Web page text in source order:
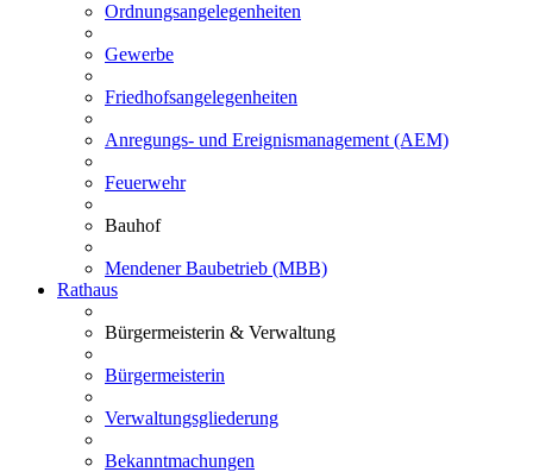
Ordnungsangelegenheiten
Gewerbe
Friedhofsangelegenheiten
Anregungs- und Ereignismanagement (AEM)
Feuerwehr
Bauhof
Mendener Baubetrieb (MBB)
Rathaus
Bürgermeisterin & Verwaltung
Bürgermeisterin
Verwaltungsgliederung
Bekanntmachungen